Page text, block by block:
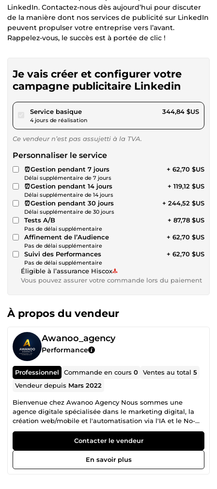
LinkedIn. Contactez-nous dès aujourd’hui pour discuter
de la manière dont nos services de publicité sur LinkedIn
peuvent propulser votre entreprise vers l’avant.
Rappelez-vous, le succès est à portée de clic !
Je vais créer et configurer votre
campagne publicitaire Linkedin
Service basiquepour 317,82 $US
4 jours de réalisation
344,84 $US
Ce vendeur n’est pas assujetti à la TVA.
Personnaliser le service
⏰Gestion pendant 7 jours
Délai supplémentaire de 7 jours
+ 62,70 $US
⏰Gestion pendant 14 jours
Délai supplémentaire de 14 jours
+ 119,12 $US
⏰Gestion pendant 30 jours
Délai supplémentaire de 30 jours
+ 244,52 $US
Tests A/B
Pas de délai supplémentaire
+ 87,78 $US
Affinement de l’Audience
Pas de délai supplémentaire
+ 62,70 $US
Suivi des Performances
Pas de délai supplémentaire
+ 62,70 $US
Éligible à l’assurance Hiscox
Vous pouvez assurer votre commande lors du paiement
À propos du vendeur
Awanoo_agency
Performance
Professionnel Commande en cours0 Ventes au total5
Vendeur depuis Mars 2022
Bienvenue chez Awanoo Agency Nous sommes une
agence digitale spécialisée dans le marketing digital, la
création web/mobile et l'automatisation via l'IA et le No-
code. ✅ Plusieurs années d'expérience dans la gestion de
campagnes publicitaires (Meta, TikTok, LinkedIn) ✅
Création de sites et d'apps performantes pour nos clients
partout dans le monde ✅ Automatisation et Intelligence
Artificielle : pour vous faire gagner du temps et booster
Contacter le vendeur
En savoir plus